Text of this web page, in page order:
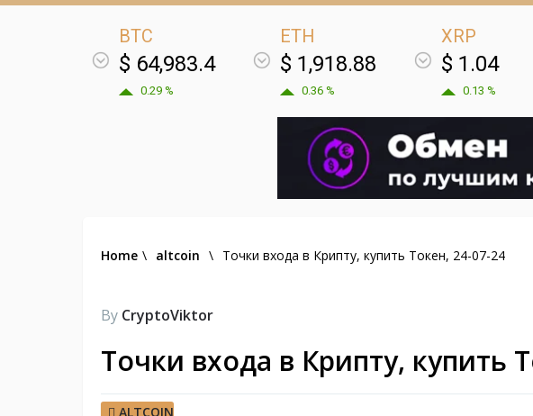
BTC
$ 64,983.4
0.29 %
ETH
$ 1,918.88
0.36 %
XRP
$ 1.04
0.13 %
Home \ altcoin \ Точки входа в Крипту, купить Токен, 24-07-24
By CryptoViktor
Точки входа в Крипту, купить
ALTCOIN